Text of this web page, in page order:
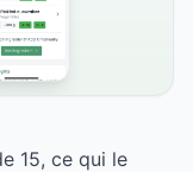
15, ce qui le